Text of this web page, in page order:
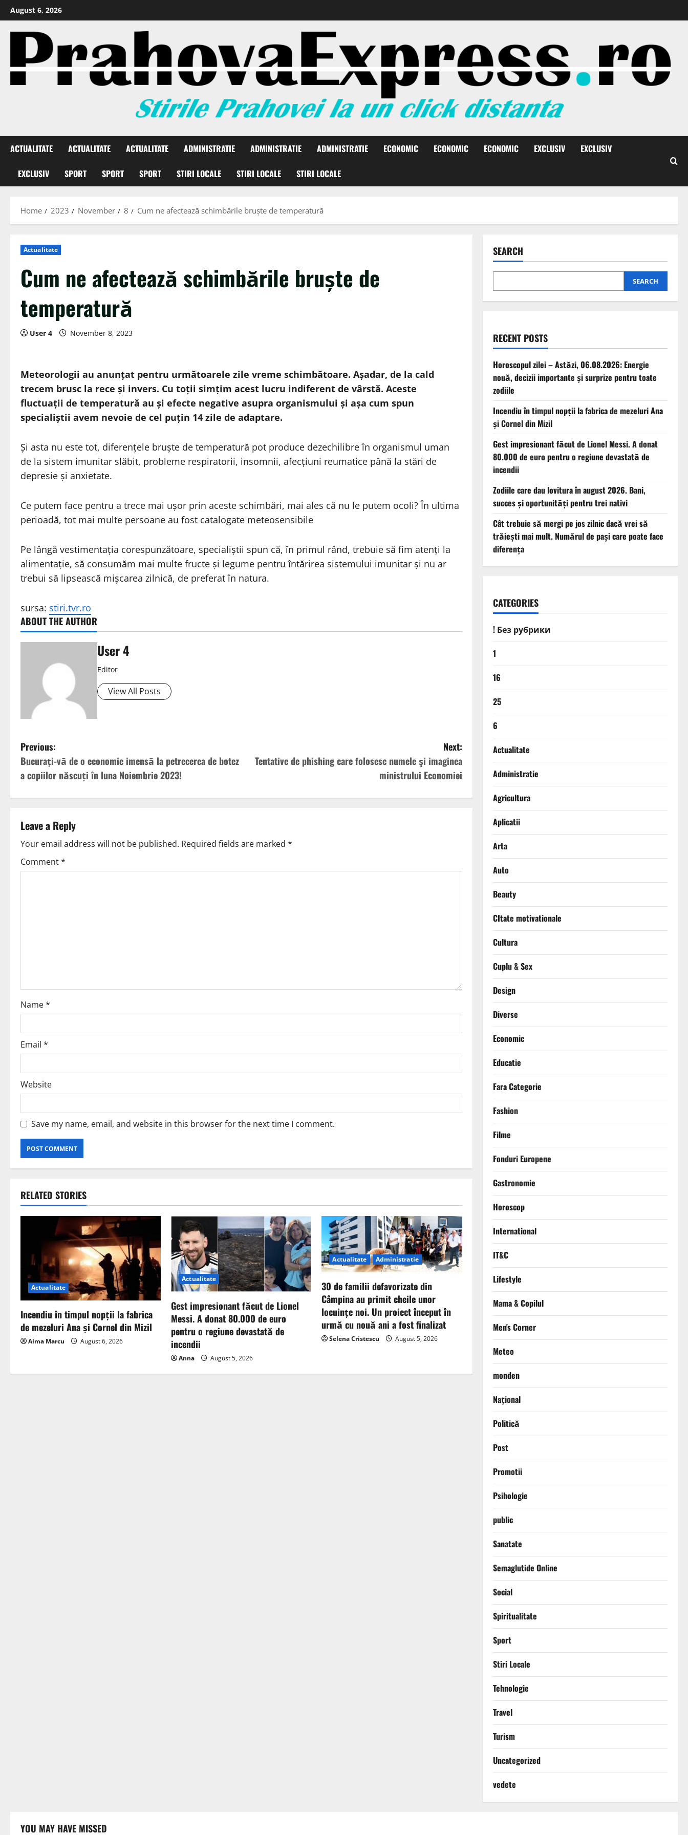
August 6, 2026
ACTUALITATE ACTUALITATE ACTUALITATE ADMINISTRATIE ADMINISTRATIE ADMINISTRATIE ECONOMIC ECONOMIC ECONOMIC EXCLUSIV EXCLUSIV
EXCLUSIV SPORT SPORT SPORT STIRI LOCALE STIRI LOCALE STIRI LOCALE
Home 2023 November 8 Cum ne afectează schimbările bruște de temperatură
Actualitate
Cum ne afectează schimbările bruște de
temperatură
User 4 November 8, 2023
Meteorologii au anunțat pentru următoarele zile vreme schimbătoare. Așadar, de la cald
trecem brusc la rece și invers. Cu toții simțim acest lucru indiferent de vârstă. Aceste
fluctuații de temperatură au și efecte negative asupra organismului și așa cum spun
specialiștii avem nevoie de cel puțin 14 zile de adaptare.
Și asta nu este tot, diferențele bruște de temperatură pot produce dezechilibre în organismul uman
de la sistem imunitar slăbit, probleme respiratorii, insomnii, afecțiuni reumatice până la stări de
depresie și anxietate.
Ce putem face pentru a trece mai ușor prin aceste schimbări, mai ales că nu le putem ocoli? În ultima
perioadă, tot mai multe persoane au fost catalogate meteosensibile
Pe lângă vestimentația corespunzătoare, specialiștii spun că, în primul rând, trebuie să fim atenți la
alimentație, să consumăm mai multe fructe și legume pentru întărirea sistemului imunitar și nu ar
trebui să lipsească mișcarea zilnică, de preferat în natura.
sursa: stiri.tvr.ro
ABOUT THE AUTHOR
User 4
Editor
View All Posts
Previous:
Bucurați-vă de o economie imensă la petrecerea de botez
a copiilor născuți în luna Noiembrie 2023!
Next:
Tentative de phishing care folosesc numele şi imaginea
ministrului Economiei
Leave a Reply
Your email address will not be published. Required fields are marked *
Comment*
Name*
Email *
Website
Save my name, email, and website in this browser for the next time I comment.
RELATED STORIES
Actualitate
Incendiu în timpul nopții la fabrica
de mezeluri Ana și Cornel din Mizil
Alma Marcu August 6, 2026
Actualitate
Gest impresionant făcut de Lionel
Messi. A donat 80.000 de euro
pentru o regiune devastată de
incendii
Anna August 5, 2026
Actualitate Administratie
30 de familii defavorizate din
Câmpina au primit cheile unor
locuințe noi. Un proiect început în
urmă cu nouă ani a fost finalizat
Selena Cristescu August 5, 2026
SEARCH
SEARCH
RECENT POSTS
Horoscopul zilei – Astăzi, 06.08.2026: Energie
nouă, decizii importante și surprize pentru toate
zodiile
Incendiu în timpul nopții la fabrica de mezeluri Ana
și Cornel din Mizil
Gest impresionant făcut de Lionel Messi. A donat
80.000 de euro pentru o regiune devastată de
incendii
Zodiile care dau lovitura în august 2026. Bani,
succes și oportunități pentru trei nativi
Cât trebuie să mergi pe jos zilnic dacă vrei să
trăiești mai mult. Numărul de pași care poate face
diferența
CATEGORIES
! Без рубрики
1
16
25
6
Actualitate
Administratie
Agricultura
Aplicatii
Arta
Auto
Beauty
CItate motivationale
Cultura
Cuplu & Sex
Design
Diverse
Economic
Educatie
Fara Categorie
Fashion
Filme
Fonduri Europene
Gastronomie
Horoscop
International
IT&C
Lifestyle
Mama & Copilul
Men's Corner
Meteo
monden
Național
Politică
Post
Promotii
Psihologie
public
Sanatate
Semaglutide Online
Social
Spiritualitate
Sport
Stiri Locale
Tehnologie
Travel
Turism
Uncategorized
vedete
YOU MAY HAVE MISSED